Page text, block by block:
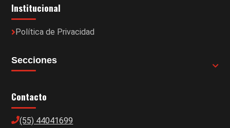
Institucional
Política de Privacidad
Secciones
Contacto
(55) 44041699